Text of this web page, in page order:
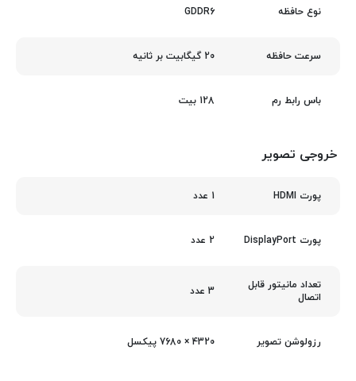
نوع حافظه GDDR6
سرعت حافظه 20 گیگابیت بر ثانیه
باس رابط رم 128 بیت
خروجی تصویر
پورت HDMI 1 عدد
پورت DisplayPort 2 عدد
تعداد مانیتور قابل
اتصال
3 عدد
رزولوشن تصویر 4320 × 7680 پیکسل